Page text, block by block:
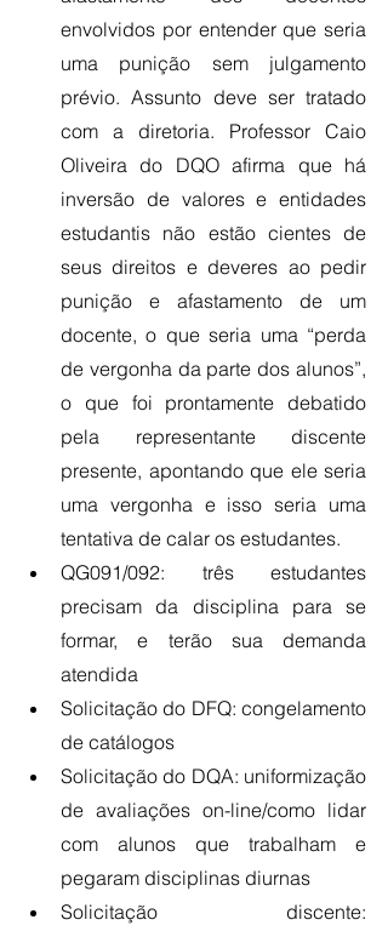
envolvidos por entender que seria
uma punição sem julgamento
prévio. Assunto deve ser tratado
com a diretoria. Professor Caio
Oliveira do DQO afirma que há
inversão de valores e entidades
estudantis não estão cientes de
seus direitos e deveres ao pedir
punição e afastamento de um
docente, o que seria uma “perda
de vergonha da parte dos alunos”,
o que foi prontamente debatido
pela representante discente
presente, apontando que ele seria
uma vergonha e isso seria uma
tentativa de calar os estudantes.
QG091/092: três estudantes
precisam da disciplina para se
formar, e terão sua demanda
atendida
Solicitação do DFQ: congelamento
de catálogos
Solicitação do DQA: uniformização
de avaliações on-line/como lidar
com alunos que trabalham e
pegaram disciplinas diurnas
Solicitação discente: